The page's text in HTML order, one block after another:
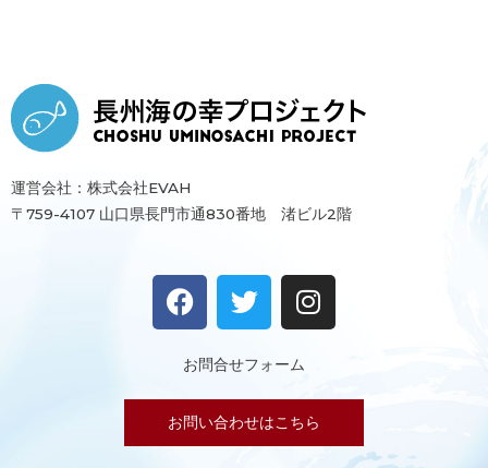
運営会社：株式会社EVAH
〒759-4107 山口県長門市通830番地 渚ビル2階
F
a
e
b
o
o
T
w
t
t
e
r
I
n
a
g
r
お問合せフォーム
お問い合わせはこちら